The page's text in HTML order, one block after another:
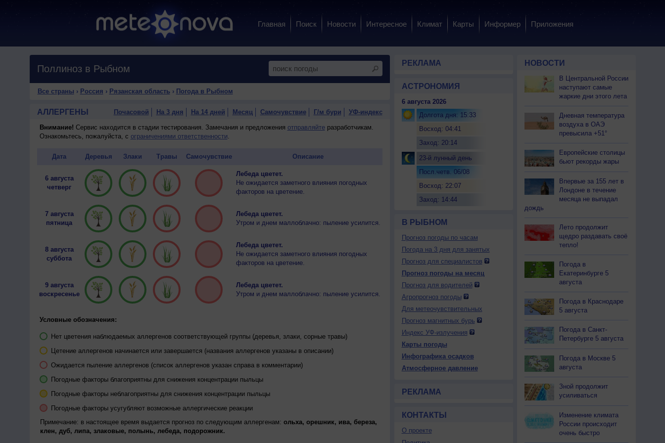
Главная Поиск Новости Интересное Климат Карты Информер Приложения
Поллиноз в Рыбном
Все страны › Россия › Рязанская область › Погода в Рыбном
АЛЛЕРГЕНЫ Почасовой На 3 дня На 14 дней Месяц Самочувствие Г/м бури УФ-индекс
Внимание! Сервис находится в стадии тестирования. Замечания и предложения отправляйтеразработчикам.
Ознакомьтесь, пожалуйста, с ограничениями ответственности.
Дата Деревья Злаки Травы Самочувствие Описание
6 августа
четверг
Лебеда цветет.
Не ожидается заметного влияния погодных
факторов на цветение.
7 августа
пятница
Лебеда цветет.
Утром и днем маллоблачно: пыление усилится.
8 августа
суббота
Лебеда цветет.
Не ожидается заметного влияния погодных
факторов на цветение.
9 августа
воскресенье
Лебеда цветет.
Утром и днем маллоблачно: пыление усилится.
Условные обозначения:
Нет цветения наблюдаемых аллергенов соответствующей группы (деревья, злаки, сорные травы)
Цетение аллергенов начинается или завершается (названия аллергенов указаны в описании)
Ожидается пыление аллергенов (список аллергенов указан справа в комментарии)
Погодные факторы благоприятны для снижения концентрации пыльцы
Погодные факторы неблагоприятны для снижения концентрации пыльцы
Погодные факторы усугубляют возможные аллергические реакции
Примечание: в настоящее время выдается прогноз по следующим аллергенам: ольха, орешник, ива, береза,
клен, дуб, липа, злаковые, полынь, лебеда, подорожник.
РЕКЛАМА
АСТРОНОМИЯ
6 августа 2026
Долгота дня: 15:33
Восход: 04:41
Заход: 20:14
23-й лунный день
Посл.четв. 06/08
Восход: 22:07
Заход: 14:44
В РЫБНОМ
Прогноз погоды по часам
Погода на 3 дня для занятых
Прогноз для специалистов
Прогноз погоды на месяц
Прогноз для водителей
Агропрогноз погоды
Для метеочувствительных
Прогноз магнитных бурь
Индекс УФ-излучения
Карты погоды
Инфографика осадков
Атмосферное давление
РЕКЛАМА
КОНТАКТЫ
О проекте
НОВОСТИ
В Центральной России
наступают самые
жаркие дни этого лета
Дневная температура
воздуха в ОАЭ
превысила +51°
Европейские столицы
бьют рекорды жары
Впервые за 155 лет в
Лондоне в течение
месяца не выпадал
дождь
Лето продолжит
щедро раздавать своё
тепло!
Погода в
Екатеринбурге 5
августа
Погода в Краснодаре
5 августа
Погода в Санкт-
Петербурге 5 августа
Погода в Москве 5
августа
Зной продолжит
усиливаться
Изменение климата
России происходит
очень быстро